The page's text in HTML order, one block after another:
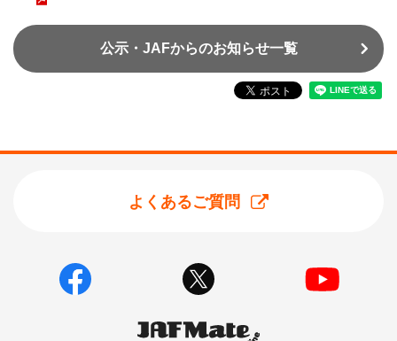
公示・JAFからのお知らせ一覧
よくあるご質問